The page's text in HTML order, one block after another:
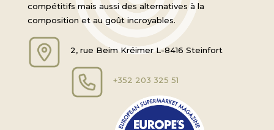
compétitifs mais aussi des alternatives à la
composition et au goût incroyables.
2, rue Beim Kréimer L-8416 Steinfort
+352 203 325 51